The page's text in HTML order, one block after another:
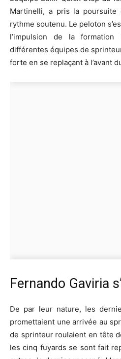
Martinelli, a pris la
rythme soutenu. Le peloton
l’impulsion de la
différentes équipes de
forte en se replaçant à l’avant
Fernando Gaviria
De par leur nature, les
promettaient une arrivée au
de sprinteur roulaient en tête
les cinq fuyards se sont fait